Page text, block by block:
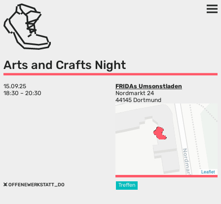
Arts and Crafts Night
15.09.25
18:30 – 20:30
FRIDAs Umsonstladen
Nordmarkt 24
44145 Dortmund
Leaflet
OFFENEWERKSTATT_DO Treffen